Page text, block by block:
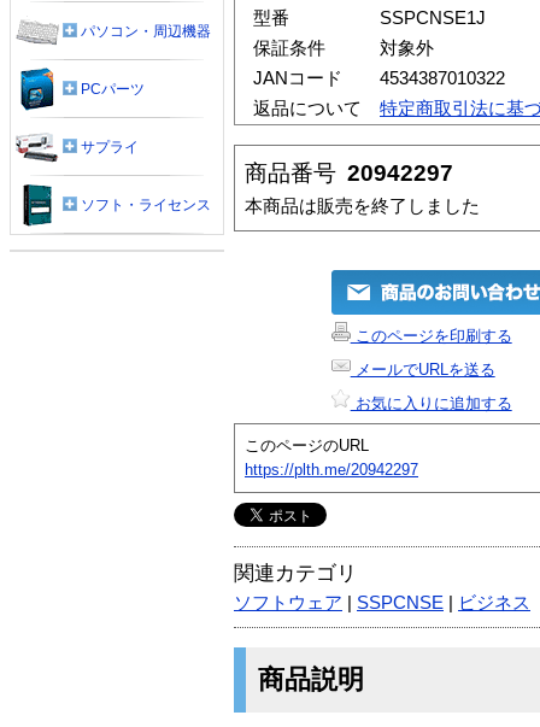
型番
SSPCNSE1J
保証条件
対象外
JANコード
4534387010322
返品について
特定商取引法に基
商品番号 20942297
本商品は販売を終了しました
このページを印刷する
メールでURLを送る
お気に入りに追加する
このページのURL
https://plth.me/20942297
関連カテゴリ
ソフトウェア SSPCNSE ビジネス
商品説明
パソコン・周辺機器
PCパーツ
サプライ
ソフト・ライセンス